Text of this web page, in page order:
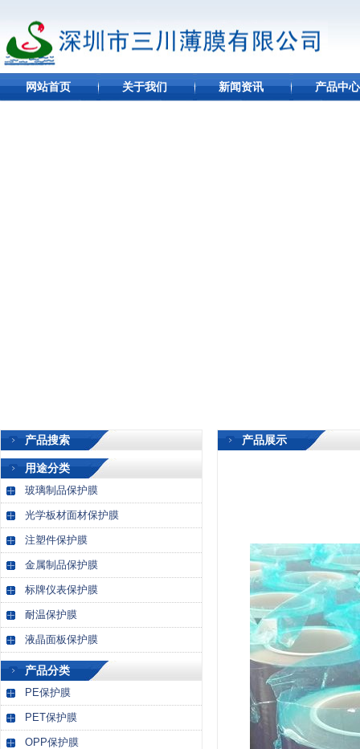
网站首页 关于我们 新闻资讯 产品中心
产品搜索
用途分类
玻璃制品保护膜
光学板材面材保护膜
注塑件保护膜
金属制品保护膜
标牌仪表保护膜
耐温保护膜
液晶面板保护膜
产品分类
PE保护膜
PET保护膜
OPP保护膜
产品展示